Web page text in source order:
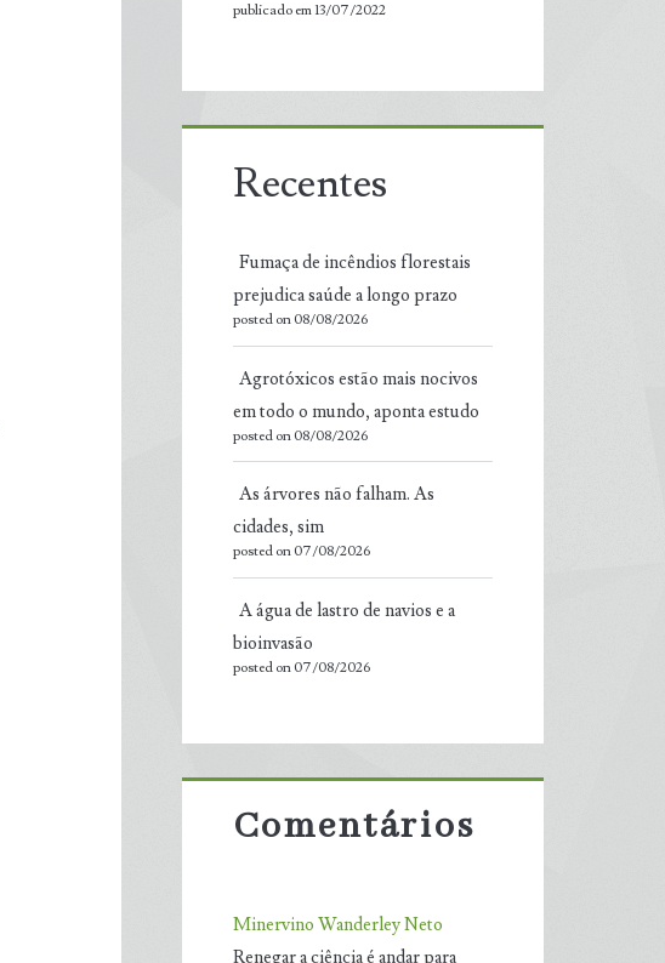
publicado em 13/07/2022
Recentes
Fumaça de incêndios florestais
prejudica saúde a longo prazo
posted on 08/08/2026
Agrotóxicos estão mais nocivos
em todo o mundo, aponta estudo
posted on 08/08/2026
As árvores não falham. As
cidades, sim
posted on 07/08/2026
A água de lastro de navios e a
bioinvasão
posted on 07/08/2026
Comentários
Minervino Wanderley Neto
Renegar a ciência é andar para